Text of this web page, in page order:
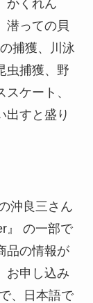
かくれん
潜っての貝
捕獲、川泳
虫捕獲、野
ケート、
出すと盛り
沖良三さん
』 の一部で
品の情報が
お申し込み
、日本語で